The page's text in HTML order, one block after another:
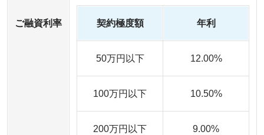
ご融資利率 契約極度額 年利
50万円以下 12.00%
100万円以下 10.50%
200万円以下 9.00%